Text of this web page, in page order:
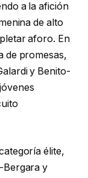
a la afición
de alto
aforo. En
de promesas,
y Benito-
élite,
Bergara y